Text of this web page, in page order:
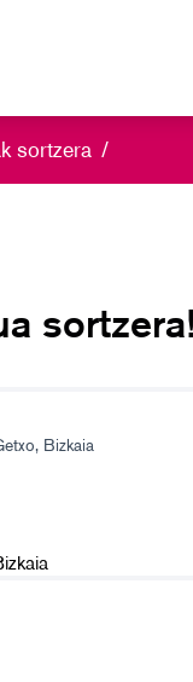
menua
sortzera /
sortzera!
Bizkaia